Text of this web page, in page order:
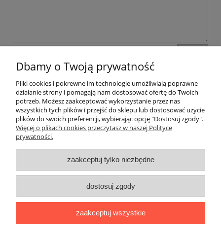
Pomoc
Dostawa
Gwarancja i zwroty
O firmie
|ul. Sienkiewicza 11 F|59-850 Świeradów
Zdrój|TELEFON:608 087 097|MAIL:
Dbamy o Twoją prywatność
Pliki cookies i pokrewne im technologie umożliwiają poprawne
działanie strony i pomagają nam dostosować ofertę do Twoich
potrzeb. Możesz zaakceptować wykorzystanie przez nas
wszystkich tych plików i przejść do sklepu lub dostosować użycie
plików do swoich preferencji, wybierając opcję "Dostosuj zgody".
Więcej o plikach cookies przeczytasz w naszej Polityce
prywatności.
zaakceptuj tylko niezbędne
dostosuj zgody
zaakceptuj wszystkie